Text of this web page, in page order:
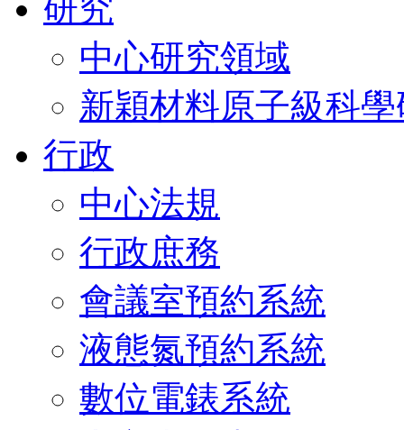
研究
中心研究領域
新穎材料原子級科
行政
中心法規
行政庶務
會議室預約系統
液態氮預約系統
數位電錶系統